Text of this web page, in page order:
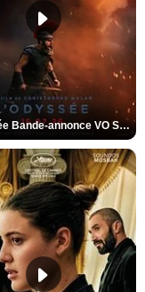
L'Odyssée Bande-annonce VO STFR